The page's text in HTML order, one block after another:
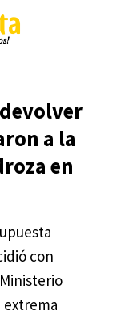
a la
en
con
extrema